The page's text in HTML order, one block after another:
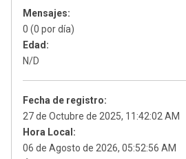
Mensajes:
0 (0 por día)
Edad:
N/D
Fecha de registro:
27 de Octubre de 2025, 11:42:02 AM
Hora Local:
06 de Agosto de 2026, 05:52:56 AM